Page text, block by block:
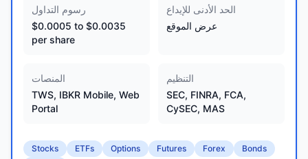
رسوم التداول
$0.0005 to $0.0035
per share
الحد الأدنى للإيداع
عرض الموقع
المنصات
TWS, IBKR Mobile, Web
Portal
التنظيم
SEC, FINRA, FCA,
CySEC, MAS
Stocks ETFs Options Futures Forex
Bonds